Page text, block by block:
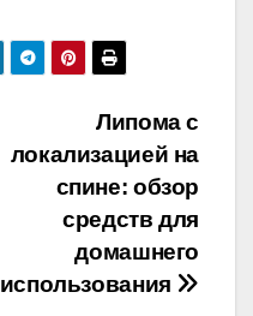
Липома с
локализацией на
спине: обзор
средств для
домашнего
использования